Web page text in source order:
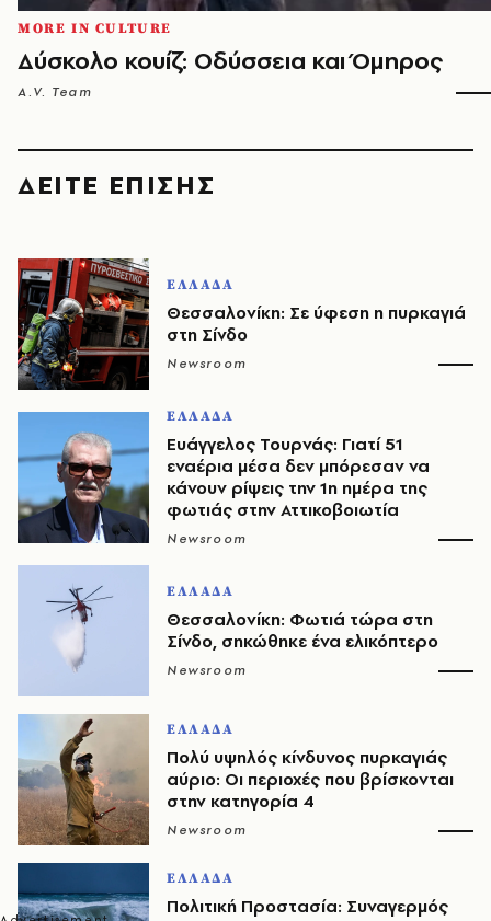
MORE IN CULTURE
Δύσκολο κουίζ: Οδύσσεια και Όμηρος
A.V. Team
ΔΕΙΤΕ ΕΠΙΣΗΣ
ΕΛΛΑΔΑ
Θεσσαλονίκη: Σε ύφεση η πυρκαγιά
στη Σίνδο
Newsroom
ΕΛΛΑΔΑ
Ευάγγελος Τουρνάς: Γιατί 51
εναέρια μέσα δεν μπόρεσαν να
κάνουν ρίψεις την 1η ημέρα της
φωτιάς στην Αττικοβοιωτία
Newsroom
ΕΛΛΑΔΑ
Θεσσαλονίκη: Φωτιά τώρα στη
Σίνδο, σηκώθηκε ένα ελικόπτερο
Newsroom
ΕΛΛΑΔΑ
Πολύ υψηλός κίνδυνος πυρκαγιάς
αύριο: Οι περιοχές που βρίσκονται
στην κατηγορία 4
Newsroom
ΕΛΛΑΔΑ
Πολιτική Προστασία: Συναγερμός